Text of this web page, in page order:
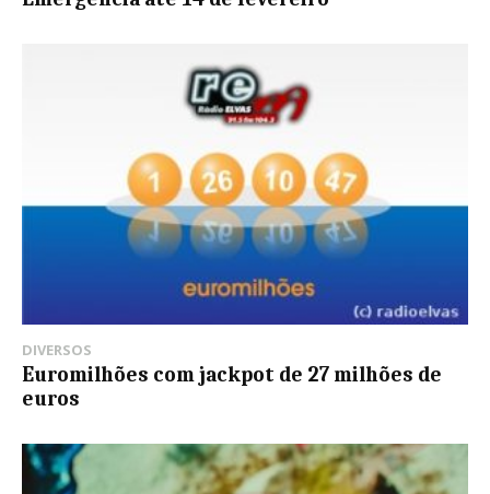
DIVERSOS
Euromilhões com jackpot de 27 milhões de
euros